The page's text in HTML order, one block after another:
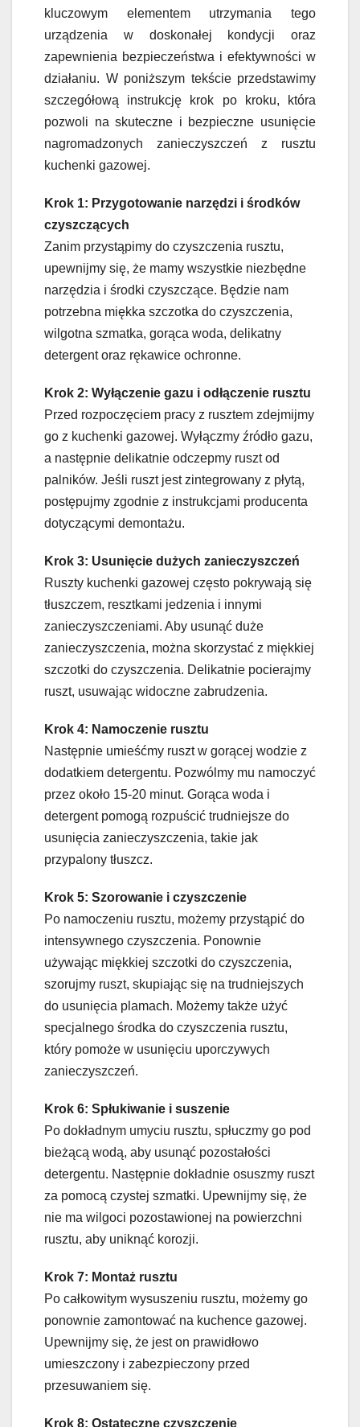
kluczowym elementem utrzymania tego
urządzenia w doskonałej kondycji oraz
zapewnienia bezpieczeństwa i efektywności w
działaniu. W poniższym tekście przedstawimy
szczegółową instrukcję krok po kroku, która
pozwoli na skuteczne i bezpieczne usunięcie
nagromadzonych zanieczyszczeń z rusztu
kuchenki gazowej.
Krok 1: Przygotowanie narzędzi i środków
czyszczących
Zanim przystąpimy do czyszczenia rusztu,
upewnijmy się, że mamy wszystkie niezbędne
narzędzia i środki czyszczące. Będzie nam
potrzebna miękka szczotka do czyszczenia,
wilgotna szmatka, gorąca woda, delikatny
detergent oraz rękawice ochronne.
Krok 2: Wyłączenie gazu i odłączenie rusztu
Przed rozpoczęciem pracy z rusztem zdejmijmy
go z kuchenki gazowej. Wyłączmy źródło gazu,
a następnie delikatnie odczepmy ruszt od
palników. Jeśli ruszt jest zintegrowany z płytą,
postępujmy zgodnie z instrukcjami producenta
dotyczącymi demontażu.
Krok 3: Usunięcie dużych zanieczyszczeń
Ruszty kuchenki gazowej często pokrywają się
tłuszczem, resztkami jedzenia i innymi
zanieczyszczeniami. Aby usunąć duże
zanieczyszczenia, można skorzystać z miękkiej
szczotki do czyszczenia. Delikatnie pocierajmy
ruszt, usuwając widoczne zabrudzenia.
Krok 4: Namoczenie rusztu
Następnie umieśćmy ruszt w gorącej wodzie z
dodatkiem detergentu. Pozwólmy mu namoczyć
przez około 15-20 minut. Gorąca woda i
detergent pomogą rozpuścić trudniejsze do
usunięcia zanieczyszczenia, takie jak
przypalony tłuszcz.
Krok 5: Szorowanie i czyszczenie
Po namoczeniu rusztu, możemy przystąpić do
intensywnego czyszczenia. Ponownie
używając miękkiej szczotki do czyszczenia,
szorujmy ruszt, skupiając się na trudniejszych
do usunięcia plamach. Możemy także użyć
specjalnego środka do czyszczenia rusztu,
który pomoże w usunięciu uporczywych
zanieczyszczeń.
Krok 6: Spłukiwanie i suszenie
Po dokładnym umyciu rusztu, spłuczmy go pod
bieżącą wodą, aby usunąć pozostałości
detergentu. Następnie dokładnie osuszmy ruszt
za pomocą czystej szmatki. Upewnijmy się, że
nie ma wilgoci pozostawionej na powierzchni
rusztu, aby uniknąć korozji.
Krok 7: Montaż rusztu
Po całkowitym wysuszeniu rusztu, możemy go
ponownie zamontować na kuchence gazowej.
Upewnijmy się, że jest on prawidłowo
umieszczony i zabezpieczony przed
przesuwaniem się.
Krok 8: Ostateczne czyszczenie